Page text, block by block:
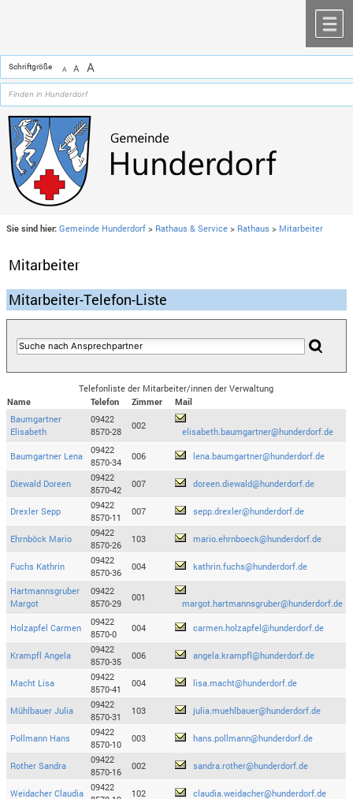
Schriftgröße A A A
Sie sind hier: Gemeinde Hunderdorf > Rathaus & Service > Rathaus > Mitarbeiter
Mitarbeiter
Mitarbeiter-Telefon-Liste
Telefonliste der Mitarbeiter/innen der Verwaltung
Name
Telefon Zimmer
Mail
Baumgartner
Elisabeth
09422
8570-28
002
elisabeth.baumgartner@hunderdorf.de
Baumgartner Lena
09422
8570-34
006 lena.baumgartner@hunderdorf.de
Diewald Doreen
09422
8570-42
007 doreen.diewald@hunderdorf.de
Drexler Sepp
09422
8570-11
007 sepp.drexler@hunderdorf.de
Ehrnböck Mario
09422
8570-26
103 mario.ehrnboeck@hunderdorf.de
Fuchs Kathrin
09422
8570-36
004 kathrin.fuchs@hunderdorf.de
Hartmannsgruber
Margot
09422
8570-29
001
margot.hartmannsgruber@hunderdorf.de
Holzapfel Carmen
09422
8570-0
004 carmen.holzapfel@hunderdorf.de
Krampfl Angela
09422
8570-35
006 angela.krampfl@hunderdorf.de
Macht Lisa
09422
8570-41
004 lisa.macht@hunderdorf.de
Mühlbauer Julia
09422
8570-31
103 julia.muehlbauer@hunderdorf.de
Pollmann Hans
09422
8570-10
003 hans.pollmann@hunderdorf.de
Rother Sandra
09422
8570-16
002 sandra.rother@hunderdorf.de
Weidacher Claudia
09422
102 claudia.weidacher@hunderdorf.de